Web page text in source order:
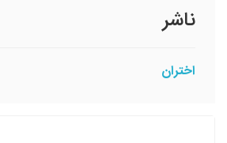
ناشر
اختران